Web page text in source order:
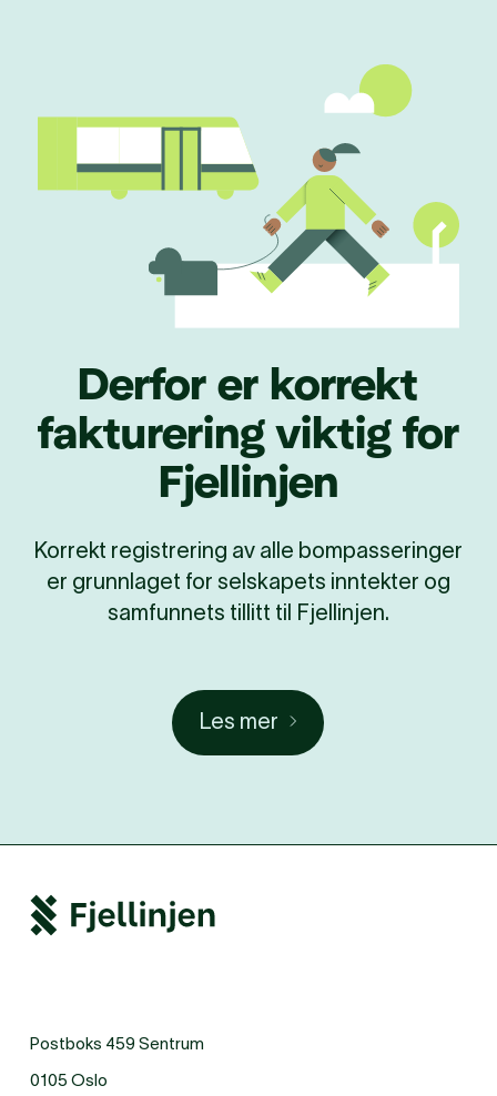
Derfor er korrekt
fakturering viktig for
Fjellinjen
Korrekt registrering av alle bompasseringer
er grunnlaget for selskapets inntekter og
samfunnets tillitt til Fjellinjen.
Les mer
Postboks 459 Sentrum
0105 Oslo